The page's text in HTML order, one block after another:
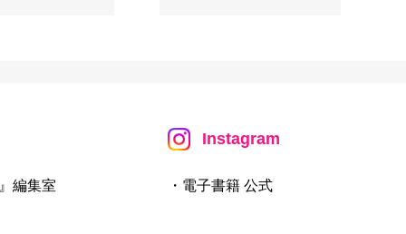
編集室
Instagram
・電子書籍 公式